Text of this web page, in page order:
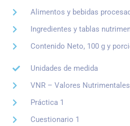
Alimentos y bebidas
Ingredientes y tablas
Contenido Neto, 100 g y
Unidades de medida
VNR – Valores
Práctica 1
Cuestionario 1